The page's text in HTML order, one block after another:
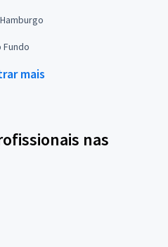
Fundo
mais
nas